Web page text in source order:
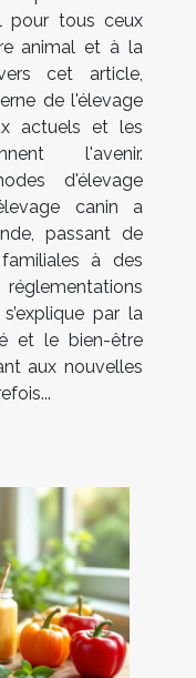
pour tous ceux
animal et à la
cet article,
de l'élevage
actuels et les
l'avenir.
d'élevage
canin a
passant de
à des
par la
et le bien-être
aux nouvelles